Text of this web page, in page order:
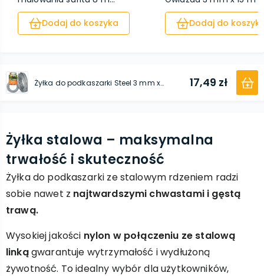
Dodaj do koszyka
Dodaj do
Żyłka do podkaszarki Steel 3 mm x 15 m 17,49 zł
Żyłka stalowa – maksymalna
trwałość i skuteczność
Żyłka do podkaszarki ze stalowym rdzeniem radzi
sobie nawet z najtwardszymi chwastami i gęstą
trawą.
Wysokiej jakości nylon w połączeniu ze stalową
linkągwarantuje wytrzymałość i wydłużoną
żywotność. To idealny wybór dla użytkowników,